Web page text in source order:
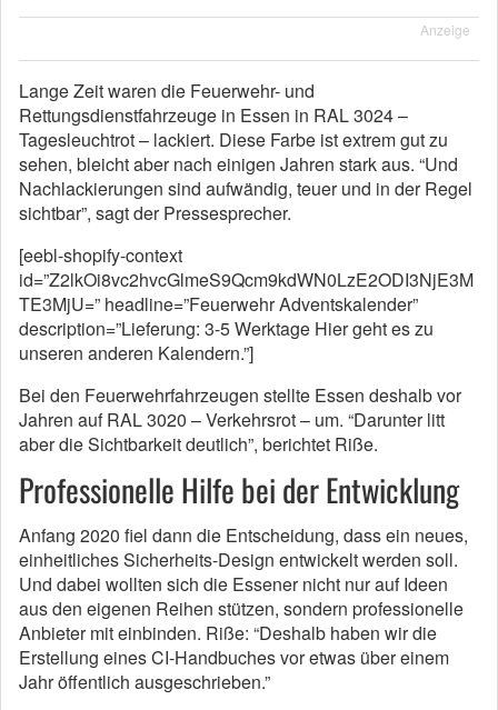
Anzeige
Lange Zeit waren die Feuerwehr- und
Rettungsdienstfahrzeuge in Essen in RAL 3024 –
Tagesleuchtrot – lackiert. Diese Farbe ist extrem gut zu
sehen, bleicht aber nach einigen Jahren stark aus. “Und
Nachlackierungen sind aufwändig, teuer und in der Regel
sichtbar”, sagt der Pressesprecher.
[eebl-shopify-context
id=”Z2lkOi8vc2hvcGlmeS9Qcm9kdWN0LzE2ODI3NjE3M
TE3MjU=” headline=”Feuerwehr Adventskalender”
description=”Lieferung: 3-5 Werktage Hier geht es zu
unseren anderen Kalendern.”]
Bei den Feuerwehrfahrzeugen stellte Essen deshalb vor
Jahren auf RAL 3020 – Verkehrsrot – um. “Darunter litt
aber die Sichtbarkeit deutlich”, berichtet Riße.
Professionelle Hilfe bei der Entwicklung
Anfang 2020 fiel dann die Entscheidung, dass ein neues,
einheitliches Sicherheits-Design entwickelt werden soll.
Und dabei wollten sich die Essener nicht nur auf Ideen
aus den eigenen Reihen stützen, sondern professionelle
Anbieter mit einbinden. Riße: “Deshalb haben wir die
Erstellung eines CI-Handbuches vor etwas über einem
Jahr öffentlich ausgeschrieben.”